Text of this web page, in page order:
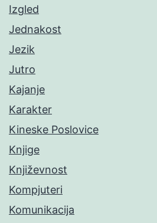
Izgled
Jednakost
Jezik
Jutro
Kajanje
Karakter
Kineske Poslovice
Knjige
Književnost
Kompjuteri
Komunikacija